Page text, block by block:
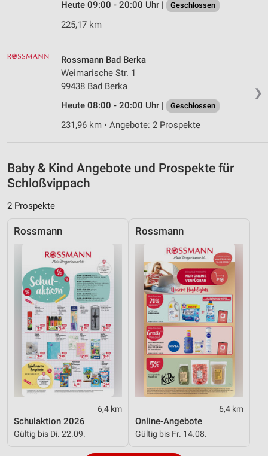
Heute 09:00 - 20:00 Uhr | Geschlossen
225,17 km
❯
Rossmann Bad Berka
Weimarische Str. 1
99438 Bad Berka
Heute 08:00 - 20:00 Uhr |
Geschlossen
231,96 km • Angebote: 2 Prospekte
Baby & Kind Angebote und Prospekte für
Schloßvippach
2 Prospekte
Rossmann
6,4 km
Schulaktion 2026
Gültig bis Di. 22.09.
Rossmann
6,4 km
Online-Angebote
Gültig bis Fr. 14.08.
Nicht-IAB-Verarbeitungszwecke: